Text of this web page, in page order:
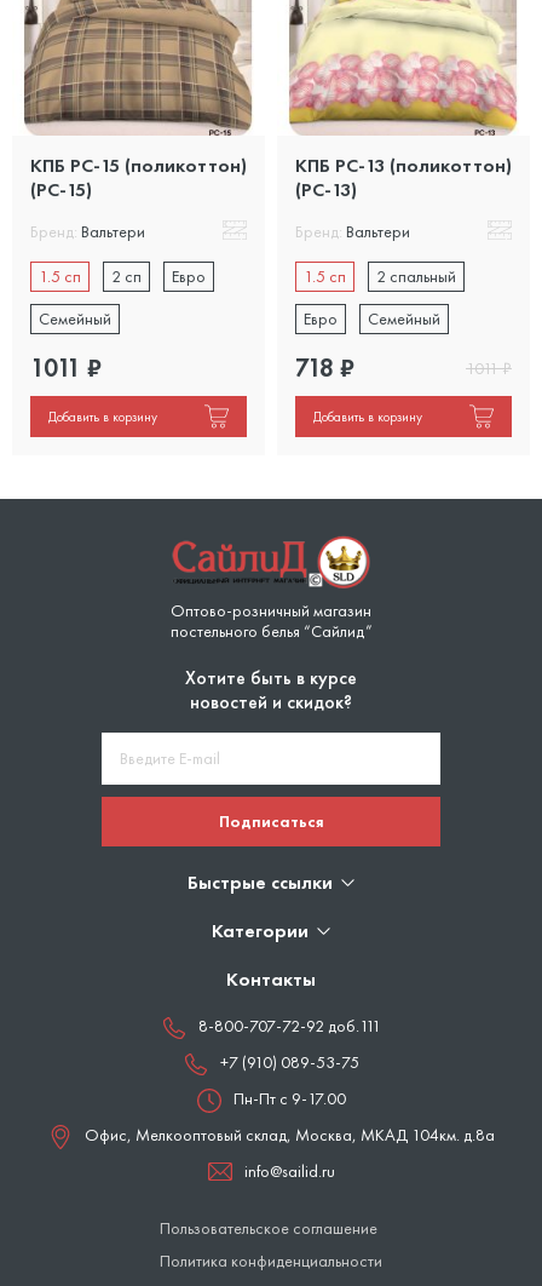
КПБ PC-15 (поликоттон)
(PC-15)
Бренд: Вальтери
1.5 сп 2 сп
Евро
Семейный
1011 ₽
Добавить в корзину
КПБ PC-13 (поликоттон)
(PC-13)
Бренд: Вальтери
1.5 сп
2 спальный
Евро
Семейный
718 ₽ 1011₽
Добавить в корзину
Оптово-розничный магазин
постельного белья “Сайлид”
Хотите быть в курсе
новостей и скидок?
Подписаться
Быстрые ссылки
Категории
Контакты
8-800-707-72-92 доб.111
+7 (910) 089-53-75
Пн-Пт с 9-17.00
Офис, Мелкооптовый склад, Москва, МКАД 104км. д.8а
info@sailid.ru
Пользовательское соглашение
Политика конфиденциальности